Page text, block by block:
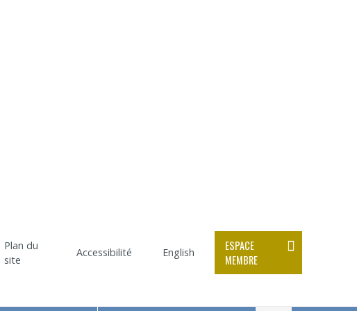
Plan du
site
Accessibilité English
ESPACE
MEMBRE